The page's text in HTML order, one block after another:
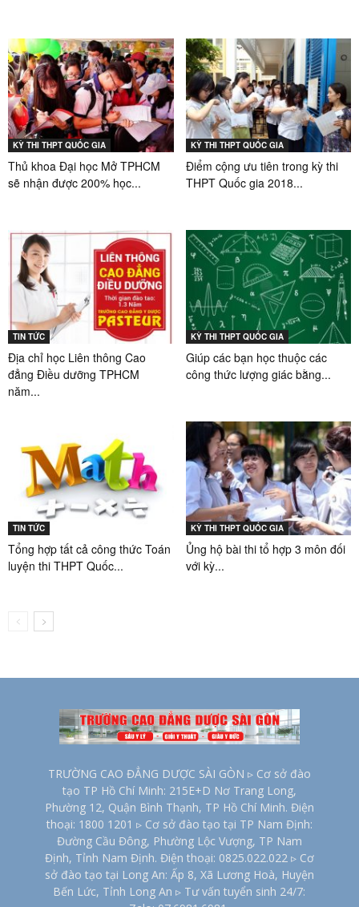
KỲ THI THPT QUỐC GIA
Thủ khoa Đại học Mở TPHCM
sẽ nhận được 200% học...
KỲ THI THPT QUỐC GIA
Điểm cộng ưu tiên trong kỳ thi
THPT Quốc gia 2018...
TIN TỨC
Địa chỉ học Liên thông Cao
đẳng Điều dưỡng TPHCM
năm...
KỲ THI THPT QUỐC GIA
Giúp các bạn học thuộc các
công thức lượng giác bằng...
TIN TỨC
Tổng hợp tất cả công thức Toán
luyện thi THPT Quốc...
KỲ THI THPT QUỐC GIA
Ủng hộ bài thi tổ hợp 3 môn đối
với kỳ...
TRƯỜNG CAO ĐẲNG DƯỢC SÀI GÒN ▹ Cơ sở đào
tạo TP Hồ Chí Minh: 215E+D Nơ Trang Long,
Phường 12, Quận Bình Thạnh, TP Hồ Chí Minh. Điện
thoại: 1800 1201 ▹ Cơ sở đào tạo tại TP Nam Định:
Đường Cầu Đông, Phường Lộc Vượng, TP Nam
Định, Tỉnh Nam Định. Điện thoại: 0825.022.022 ▹ Cơ
sở đào tạo tại Long An: Ấp 8, Xã Lương Hoà, Huyện
Bến Lức, Tỉnh Long An ▹ Tư vấn tuyển sinh 24/7: